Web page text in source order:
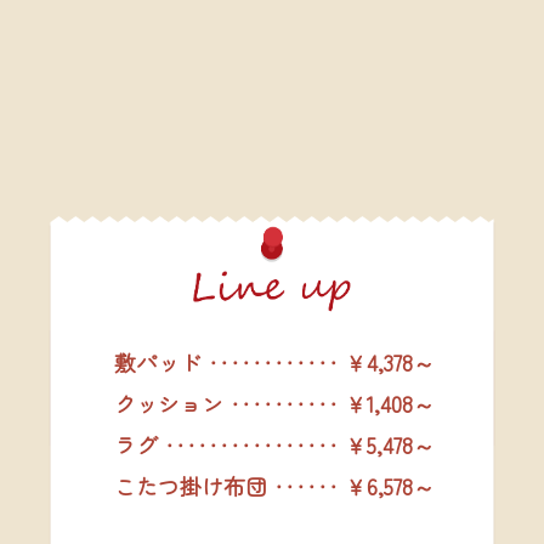
敷パッド ‥‥‥‥‥‥ ￥4,378～
クッション ‥‥‥‥‥ ￥1,408～
ラグ ‥‥‥‥‥‥‥‥ ￥5,478～
こたつ掛け布団 ‥‥‥ ￥6,578～